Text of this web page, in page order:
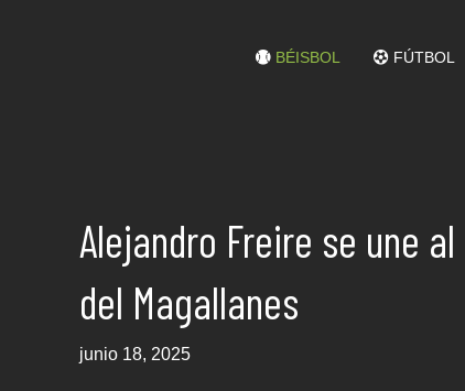
BÉISBOL FÚTBOL
Alejandro Freire se une
del Magallanes
junio 18, 2025